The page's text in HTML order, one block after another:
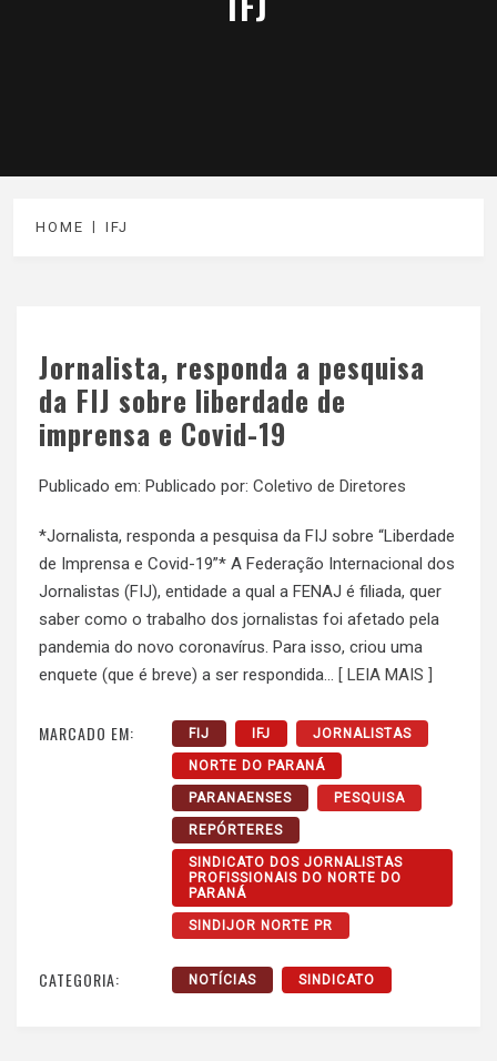
HOME IFJ
Jornalista, responda a pesquisa
da FIJ sobre liberdade de
imprensa e Covid-19
Publicado em: Publicado por: Coletivo de Diretores
*Jornalista, responda a pesquisa da FIJ sobre “Liberdade
de Imprensa e Covid-19”* A Federação Internacional dos
Jornalistas (FIJ), entidade a qual a FENAJ é filiada, quer
saber como o trabalho dos jornalistas foi afetado pela
pandemia do novo coronavírus. Para isso, criou uma
enquete (que é breve) a ser respondida… [ LEIA MAIS ]
MARCADO EM: FIJ IFJ JORNALISTAS
NORTE DO PARANÁ
PARANAENSES PESQUISA
REPÓRTERES
SINDICATO DOS JORNALISTAS
PROFISSIONAIS DO NORTE DO
PARANÁ
SINDIJOR NORTE PR
CATEGORIA: NOTÍCIAS SINDICATO